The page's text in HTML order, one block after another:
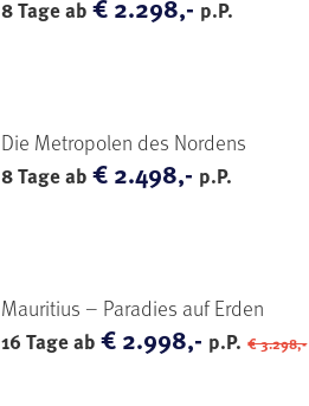
8 Tage ab€ 2.298,- p.P.
Die Metropolen des Nordens
8 Tage ab€ 2.498,- p.P.
Mauritius – Paradies auf Erden
16 Tage ab€ 2.998,- p.P. € 3.298,-